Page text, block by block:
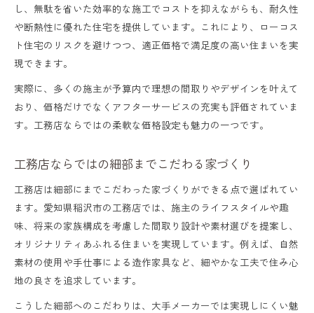
し、無駄を省いた効率的な施工でコストを抑えながらも、耐久性
や断熱性に優れた住宅を提供しています。これにより、ローコス
ト住宅のリスクを避けつつ、適正価格で満足度の高い住まいを実
現できます。
実際に、多くの施主が予算内で理想の間取りやデザインを叶えて
おり、価格だけでなくアフターサービスの充実も評価されていま
す。工務店ならではの柔軟な価格設定も魅力の一つです。
工務店ならではの細部までこだわる家づくり
工務店は細部にまでこだわった家づくりができる点で選ばれてい
ます。愛知県稲沢市の工務店では、施主のライフスタイルや趣
味、将来の家族構成を考慮した間取り設計や素材選びを提案し、
オリジナリティあふれる住まいを実現しています。例えば、自然
素材の使用や手仕事による造作家具など、細やかな工夫で住み心
地の良さを追求しています。
こうした細部へのこだわりは、大手メーカーでは実現しにくい魅